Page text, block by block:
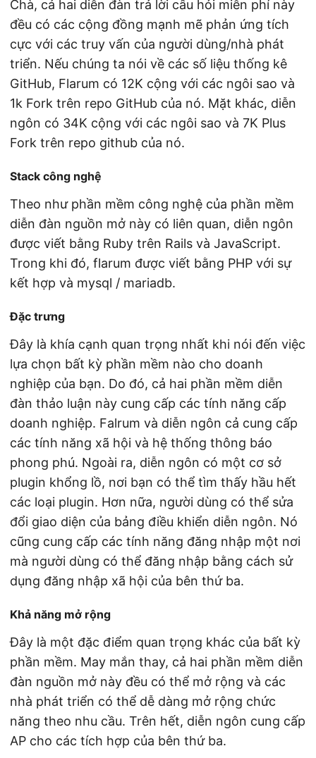
Chà, cả hai diễn đàn trả lời câu hỏi miễn phí này
đều có các cộng đồng mạnh mẽ phản ứng tích
cực với các truy vấn của người dùng/nhà phát
triển. Nếu chúng ta nói về các số liệu thống kê
GitHub, Flarum có 12K cộng với các ngôi sao và
1k Fork trên repo GitHub của nó. Mặt khác, diễn
ngôn có 34K cộng với các ngôi sao và 7K Plus
Fork trên repo github của nó.
Stack công nghệ
Theo như phần mềm công nghệ của phần mềm
diễn đàn nguồn mở này có liên quan, diễn ngôn
được viết bằng Ruby trên Rails và JavaScript.
Trong khi đó, flarum được viết bằng PHP với sự
kết hợp và mysql / mariadb.
Đặc trưng
Đây là khía cạnh quan trọng nhất khi nói đến việc
lựa chọn bất kỳ phần mềm nào cho doanh
nghiệp của bạn. Do đó, cả hai phần mềm diễn
đàn thảo luận này cung cấp các tính năng cấp
doanh nghiệp. Falrum và diễn ngôn cả cung cấp
các tính năng xã hội và hệ thống thông báo
phong phú. Ngoài ra, diễn ngôn có một cơ sở
plugin khổng lồ, nơi bạn có thể tìm thấy hầu hết
các loại plugin. Hơn nữa, người dùng có thể sửa
đổi giao diện của bảng điều khiển diễn ngôn. Nó
cũng cung cấp các tính năng đăng nhập một nơi
mà người dùng có thể đăng nhập bằng cách sử
dụng đăng nhập xã hội của bên thứ ba.
Khả năng mở rộng
Đây là một đặc điểm quan trọng khác của bất kỳ
phần mềm. May mắn thay, cả hai phần mềm diễn
đàn nguồn mở này đều có thể mở rộng và các
nhà phát triển có thể dễ dàng mở rộng chức
năng theo nhu cầu. Trên hết, diễn ngôn cung cấp
AP cho các tích hợp của bên thứ ba.